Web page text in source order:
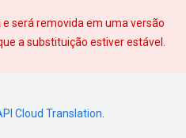
será removida em uma versão
a substituição estiver estável.
Cloud Translation